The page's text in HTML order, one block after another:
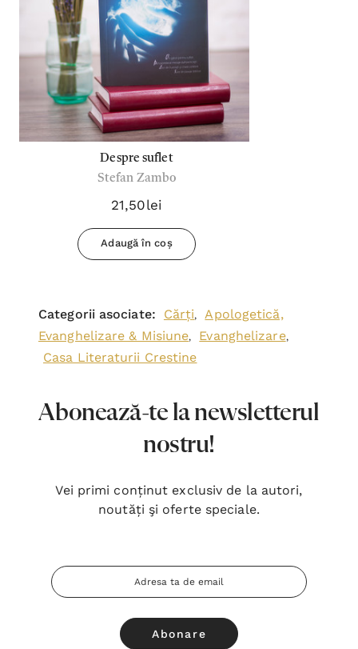
Despre suflet
Stefan Zambo
21,50lei
Adaugă în coș
Categorii asociate: Cărți,
Apologetică,
Evanghelizare & Misiune, Evanghelizare,
Casa Literaturii Crestine
Abonează-te la newsletterul
nostru!
Vei primi conținut exclusiv de la autori,
noutăți şi oferte speciale.
Adresa
Email